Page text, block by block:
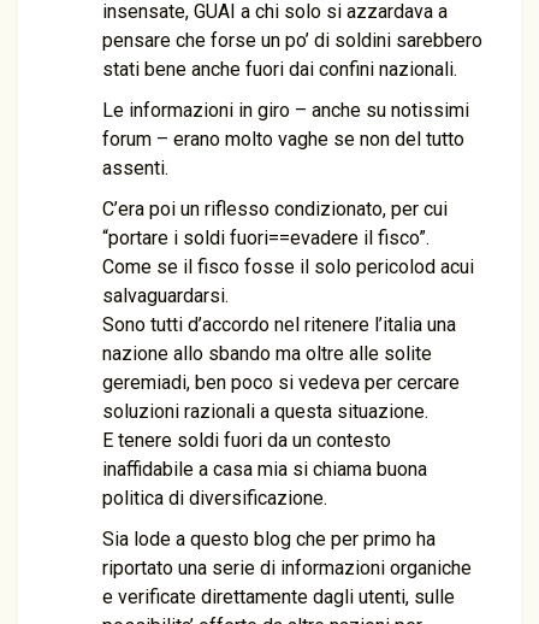
insensate, GUAI a chi solo si azzardava a
pensare che forse un po’ di soldini sarebbero
stati bene anche fuori dai confini nazionali.
Le informazioni in giro – anche su notissimi
forum – erano molto vaghe se non del tutto
assenti.
C’era poi un riflesso condizionato, per cui
“portare i soldi fuori==evadere il fisco”.
Come se il fisco fosse il solo pericolod acui
salvaguardarsi.
Sono tutti d’accordo nel ritenere l’italia una
nazione allo sbando ma oltre alle solite
geremiadi, ben poco si vedeva per cercare
soluzioni razionali a questa situazione.
E tenere soldi fuori da un contesto
inaffidabile a casa mia si chiama buona
politica di diversificazione.
Sia lode a questo blog che per primo ha
riportato una serie di informazioni organiche
e verificate direttamente dagli utenti, sulle